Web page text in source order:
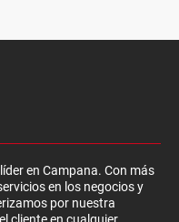
en Campana. Con más
en los negocios y
por nuestra
cliente en cualquier